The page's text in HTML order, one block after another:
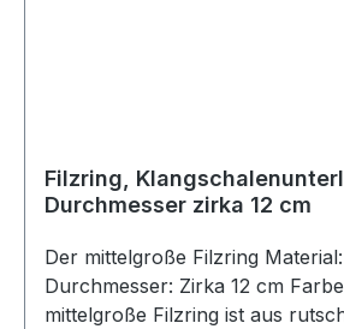
Filzring,
Durchmesser zirka 12 cm
Der mittelgroße Filzring Material: Baumwolle
Durchmesser: Zirka 12 cm
mittelgroße Filzring ist aus